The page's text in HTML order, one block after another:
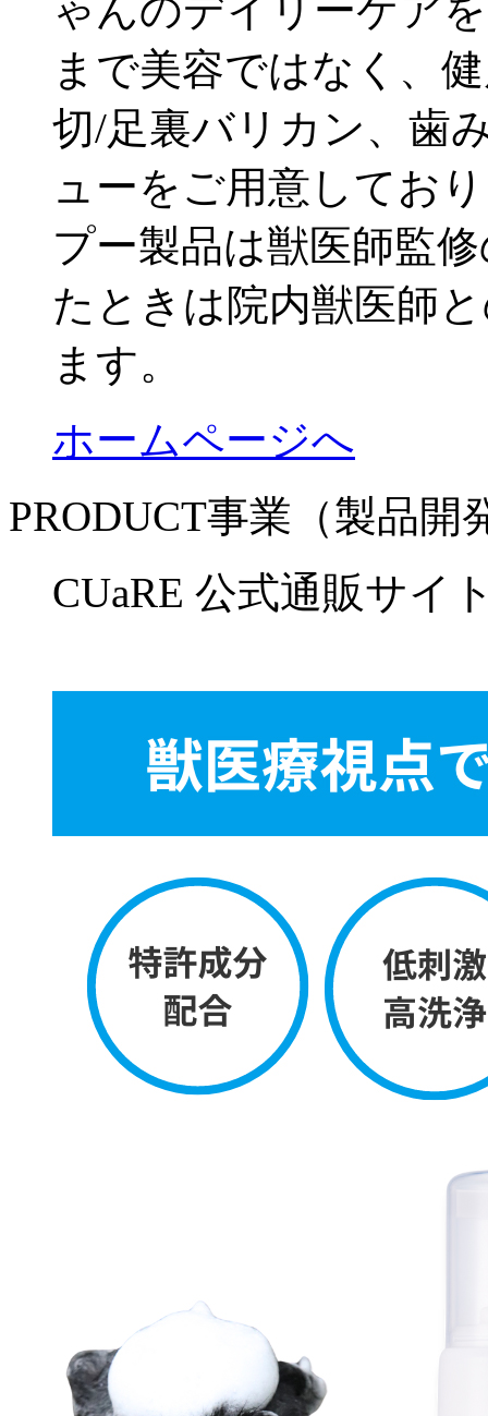
ゃんのデイリーケア
まで美容ではなく、
切/足裏バリカン、歯
ューをご用意してお
プー製品は獣医師監
たときは院内獣医師
ます。
ホームページへ
PRODUCT事業（製品開
CUaRE 公式通販サイ